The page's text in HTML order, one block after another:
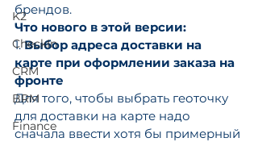
K2
CheckIn
CRM
BRM
Finance
брендов.
Что нового в этой версии:
1. Выбор адреса доставки на
карте при оформлении заказа на
фронте
Для того, чтобы выбрать геоточку
для доставки на карте надо
сначала ввести хотя бы примерный